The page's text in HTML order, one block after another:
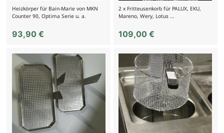
Heizkörper für Bain-Marie von MKN
Counter 90, Optima Serie u. a.
93,90 €
2 x Fritteusenkorb für PALUX, EKU,
Mareno, Wery, Lotus …
109,00€